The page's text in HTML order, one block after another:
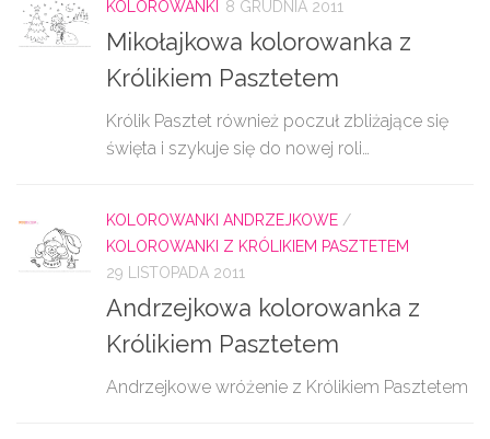
KOLOROWANKI 8 GRUDNIA 2011
Mikołajkowa kolorowanka z
Królikiem Pasztetem
Królik Pasztet również poczuł zbliżające się
święta i szykuje się do nowej roli…
KOLOROWANKI ANDRZEJKOWE /
KOLOROWANKI Z KRÓLIKIEM PASZTETEM
29 LISTOPADA 2011
Andrzejkowa kolorowanka z
Królikiem Pasztetem
Andrzejkowe wróżenie z Królikiem Pasztetem